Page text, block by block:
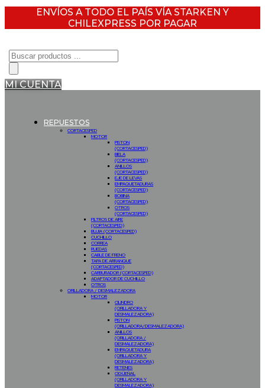
ENVÍOS A TODO EL PAÍS VÍA STARKEN Y
CHILEXPRESS POR PAGAR
Búsqueda
de
productos
MI CUENTA
REPUESTOS
CORTACESPED
MOTOR
PISTON
(CORTACESPED)
BIELA
(CORTACESPED)
ANILLOS
(CORTACESPED)
EJE DE LEVAS
EMPAQUETADURAS
(CORTACESPED)
BOBINA
(CORTACESPED)
OTROS
(CORTACESPED)
FILTROS DE AIRE
(CORTACESPED)
BUJIA (CORTACESPED)
CUCHILLO
CORREA
RUEDAS
CABLE DE FRENO
TAPA DE ARRANQUE
(CORTACESPED)
CARBURADOR (CORTACESPED)
ADAPTADOR DE CUCHILLO
OTROS
ORILLADORA / DESMALEZADORA
MOTOR
CILINDRO
(ORILLADORA Y
DESMALEZADORA)
PISTON
(ORILLADORA/DESMALEZADORA)
ANILLOS
(ORILLADORA /
DESMALEZADORA)
EMPAQUETADURA
(ORILLADORA Y
DESMALEZADORA)
RETENES
CIGÜEÑAL
(ORILLADORA Y
DESMALEZADORA)